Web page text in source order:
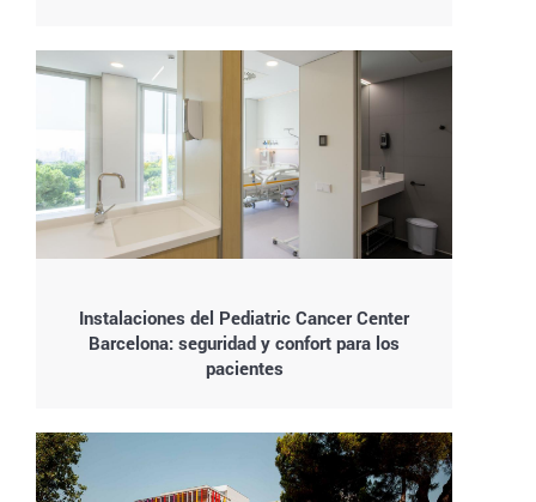
Instalaciones del Pediatric Cancer Center
Barcelona: seguridad y confort para los
pacientes